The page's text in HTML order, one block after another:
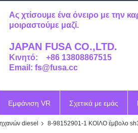
Ας χτίσουμε ένα όνειρο με την
μοιραστούμε μαζί.
JAPAN FUSA CO.,LTD.
Κινητό: +86 13808867515
Email: fs@fusa.cc
Εμφάνιση VR Σχετικά με εμάς
Vr
diesel 8-98152901-1 ΚΟΙΛΟ έμβολο